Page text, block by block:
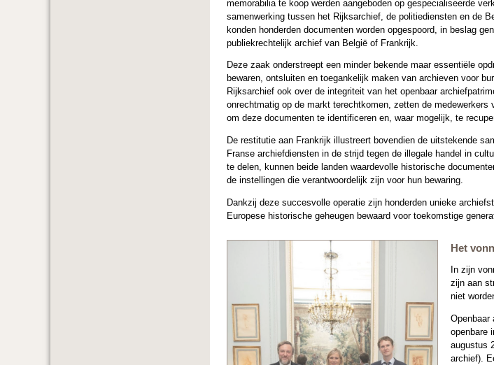
memorabilia te koop werden aangeboden op gespecialiseerde
samenwerking tussen het Rijksarchief, de politiediensten en de
konden honderden documenten worden opgespoord, in beslag
publiekrechtelijk archief van België of Frankrijk.
Deze zaak onderstreept een minder bekende maar essentiële
bewaren, ontsluiten en toegankelijk maken van archieven voor
Rijksarchief ook over de integriteit van het openbaar
onrechtmatig op de markt terechtkomen, zetten de
om deze documenten te identificeren en, waar mogelijk, te
De restitutie aan Frankrijk illustreert bovendien de uitstekende
Franse archiefdiensten in de strijd tegen de illegale handel in
te delen, kunnen beide landen waardevolle historische
de instellingen die verantwoordelijk zijn voor hun bewaring.
Dankzij deze succesvolle operatie zijn honderden unieke
Europese historische geheugen bewaard voor toekomstige
Het
In zijn
zijn aan
niet
openbare
augustus
archief).